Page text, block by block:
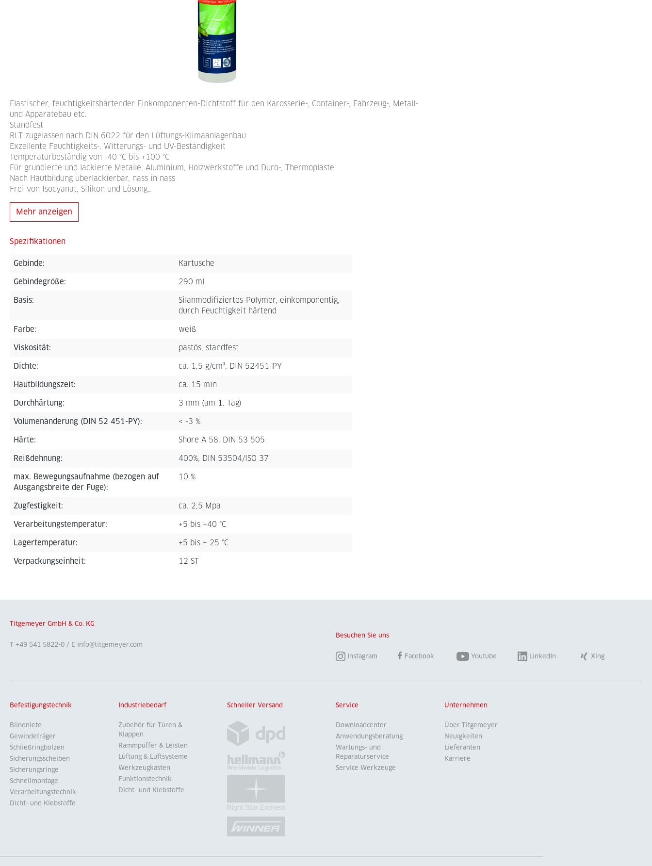
Elastischer, feuchtigkeitshärtender Einkomponenten-Dichtstoff für den Karosserie-, Container-, Fahrzeug-, Metall-
und Apparatebau etc.
Standfest
RLT zugelassen nach DIN 6022 für den Lüftungs-Klimaanlagenbau
Exzellente Feuchtigkeits-, Witterungs- und UV-Beständigkeit
Temperaturbeständig von -40 °C bis +100 °C
Für grundierte und lackierte Metalle, Aluminium, Holzwerkstoffe und Duro-, Thermoplaste
Nach Hautbildung überlackierbar, nass in nass
Frei von Isocyanat, Silikon und Lösung…
Mehr anzeigen
Spezifikationen
Gebinde: Kartusche
Gebindegröße: 290 ml
Basis:
Silanmodifiziertes-Polymer, einkomponentig,
durch Feuchtigkeit härtend
Farbe: weiß
Viskosität: pastös, standfest
Dichte: ca. 1,5 g/cm³, DIN 52451-PY
Hautbildungszeit: ca. 15 min
Durchhärtung: 3 mm (am 1. Tag)
Volumenänderung (DIN 52 451-PY): < -3 %
Härte: Shore A 58. DIN 53 505
Reißdehnung: 400%, DIN 53504/ISO 37
max. Bewegungsaufnahme (bezogen auf
Ausgangsbreite der Fuge):
10 %
Zugfestigkeit: ca. 2,5 Mpa
Verarbeitungstemperatur: +5 bis +40 °C
Lagertemperatur: +5 bis + 25 °C
Verpackungseinheit: 12 ST
Titgemeyer GmbH & Co. KG
T +49 541 5822-0 / E info@titgemeyer.com
Besuchen Sie uns
Instagram Facebook Youtube LinkedIn Xing
Befestigungstechnik
Blindniete
Gewindeträger
Schließringbolzen
Sicherungsscheiben
Sicherungsringe
Schnellmontage
Verarbeitungstechnik
Dicht- und Klebstoffe
Industriebedarf
Zubehör für Türen &
Klappen
Rammpuffer & Leisten
Lüftung & Luftsysteme
Werkzeugkästen
Funktionstechnik
Dicht- und Klebstoffe
Schneller Versand Service
Downloadcenter
Anwendungsberatung
Wartungs- und
Reparaturservice
Service Werkzeuge
Unternehmen
Über Titgemeyer
Neuigkeiten
Lieferanten
Karriere